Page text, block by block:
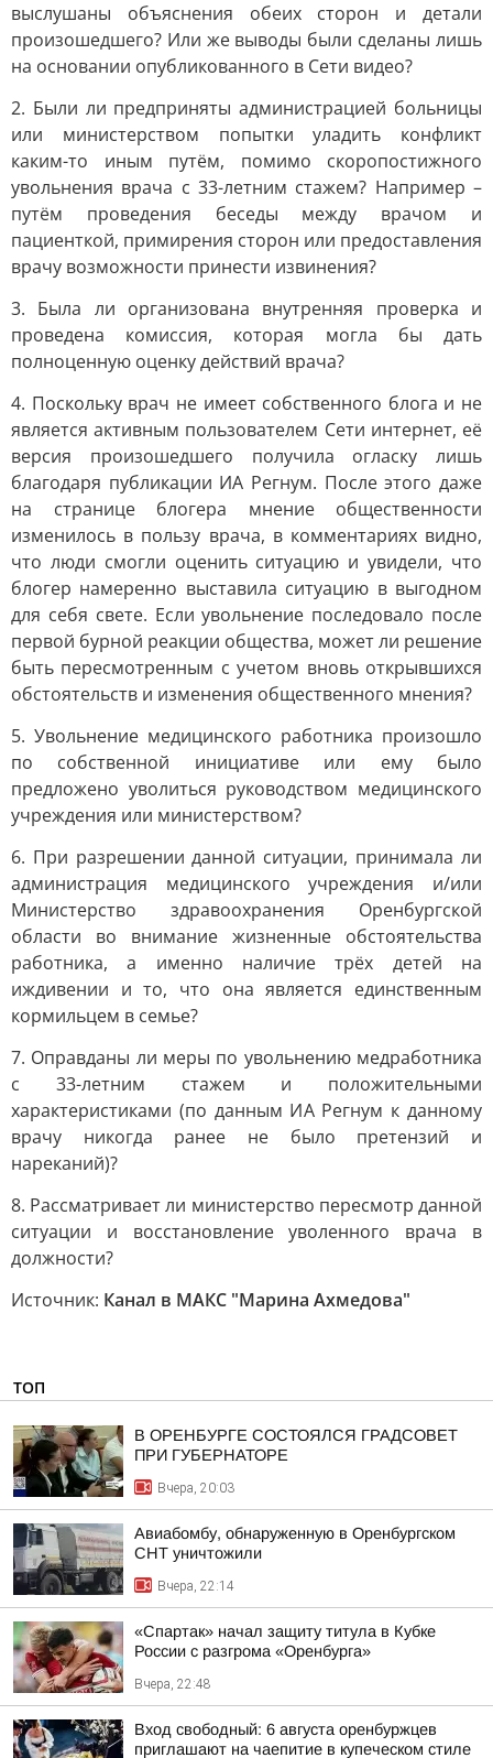
выслушаны объяснения обеих сторон и детали
произошедшего? Или же выводы были сделаны лишь
на основании опубликованного в Сети видео?
2. Были ли предприняты администрацией больницы
или министерством попытки уладить конфликт
каким-то иным путём, помимо скоропостижного
увольнения врача с 33-летним стажем? Например –
путём проведения беседы между врачом и
пациенткой, примирения сторон или предоставления
врачу возможности принести извинения?
3. Была ли организована внутренняя проверка и
проведена комиссия, которая могла бы дать
полноценную оценку действий врача?
4. Поскольку врач не имеет собственного блога и не
является активным пользователем Сети интернет, её
версия произошедшего получила огласку лишь
благодаря публикации ИА Регнум. После этого даже
на странице блогера мнение общественности
изменилось в пользу врача, в комментариях видно,
что люди смогли оценить ситуацию и увидели, что
блогер намеренно выставила ситуацию в выгодном
для себя свете. Если увольнение последовало после
первой бурной реакции общества, может ли решение
быть пересмотренным с учетом вновь открывшихся
обстоятельств и изменения общественного мнения?
5. Увольнение медицинского работника произошло
по собственной инициативе или ему было
предложено уволиться руководством медицинского
учреждения или министерством?
6. При разрешении данной ситуации, принимала ли
администрация медицинского учреждения и/или
Министерство здравоохранения Оренбургской
области во внимание жизненные обстоятельства
работника, а именно наличие трёх детей на
иждивении и то, что она является единственным
кормильцем в семье?
7. Оправданы ли меры по увольнению медработника
с 33-летним стажем и положительными
характеристиками (по данным ИА Регнум к данному
врачу никогда ранее не было претензий и
нареканий)?
8. Рассматривает ли министерство пересмотр данной
ситуации и восстановление уволенного врача в
должности?
Источник: Канал в МАКС "Марина Ахмедова"
ТОП
В ОРЕНБУРГЕ СОСТОЯЛСЯ ГРАДСОВЕТ
ПРИ ГУБЕРНАТОРЕ
Вчера, 20:03
Авиабомбу, обнаруженную в Оренбургском
СНТ уничтожили
Вчера, 22:14
«Спартак» начал защиту титула в Кубке
России с разгрома «Оренбурга»
Вчера, 22:48
Вход свободный: 6 августа оренбуржцев
приглашают на чаепитие в купеческом стиле